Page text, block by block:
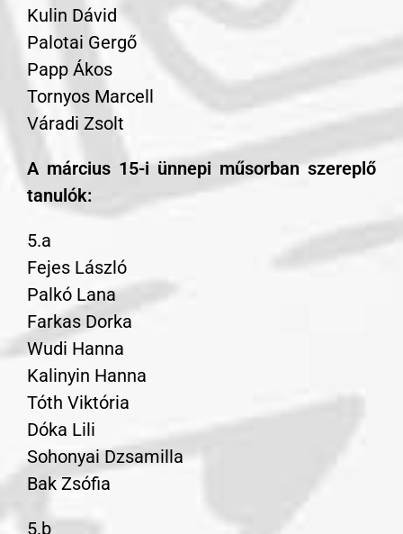
Kulin Dávid
Palotai Gergő
Papp Ákos
Tornyos Marcell
Váradi Zsolt
A március 15-i ünnepi műsorban szereplő
tanulók:
5.a
Fejes László
Palkó Lana
Farkas Dorka
Wudi Hanna
Kalinyin Hanna
Tóth Viktória
Dóka Lili
Sohonyai Dzsamilla
Bak Zsófia
5.b